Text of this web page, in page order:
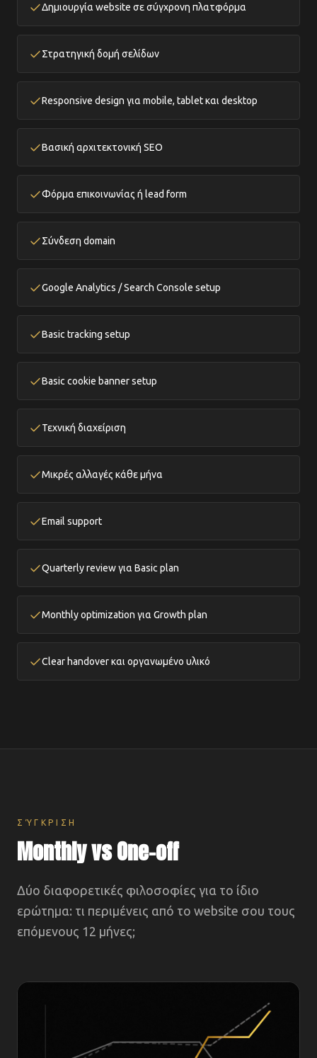
Δημιουργία website σε σύγχρονη πλατφόρμα
Στρατηγική δομή σελίδων
Responsive design για mobile, tablet και desktop
Βασική αρχιτεκτονική SEO
Φόρμα επικοινωνίας ή lead form
Σύνδεση domain
Google Analytics / Search Console setup
Basic tracking setup
Basic cookie banner setup
Τεχνική διαχείριση
Μικρές αλλαγές κάθε μήνα
Email support
Quarterly review για Basic plan
Monthly optimization για Growth plan
Clear handover και οργανωμένο υλικό
ΣΎΓΚΡΙΣΗ
Monthly vs One-off
Δύο διαφορετικές φιλοσοφίες για το ίδιο
ερώτημα: τι περιμένεις από το website σου τους
επόμενους 12 μήνες;